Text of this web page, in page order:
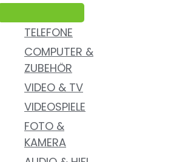
TELEFONE
COMPUTER &
ZUBEHÖR
VIDEO & TV
VIDEOSPIELE
FOTO &
KAMERA